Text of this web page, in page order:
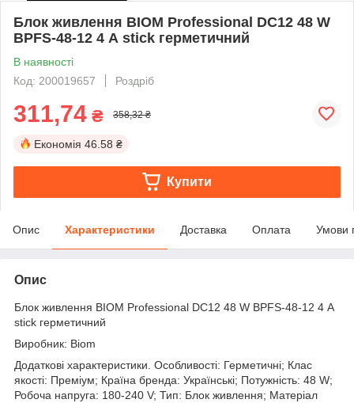
Блок живлення BIOM Professional DC12 48 W
BPFS-48-12 4 А stick герметичний
В наявності
Код: 200019657
Роздріб
311,74 ₴ 358,32 ₴
Економія 46.58 ₴
Купити
Опис Характеристики Доставка Оплата Умови
Опис
Блок живлення BIOM Professional DC12 48 W BPFS-48-12 4 А
stick герметичний
Виробник: Biom
Додаткові характеристики. Особливості: Герметичні; Клас
якості: Преміум; Країна бренда: Українські; Потужність: 48 W;
Робоча напруга: 180-240 V; Тип: Блок живлення; Матеріал